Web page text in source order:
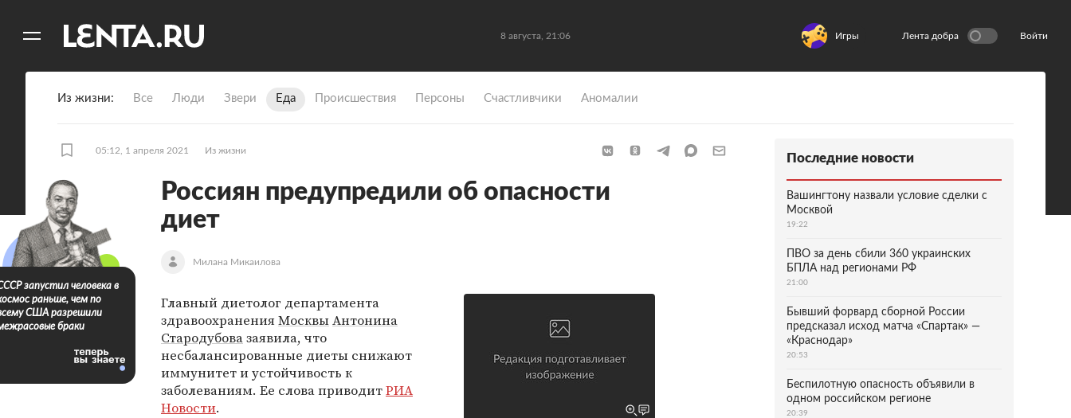
8 августа, 21:06 Игры Лента добра Войти
Из жизни Все Люди Звери Еда Происшествия Персоны Счастливчики Аномалии
05:12, 1 апреля 2021 Из жизни
Россиян предупредили об опасности
диет
Милана Микаилова
Главный диетолог департамента
здравоохраненияМосквыАнтонина
Стародубовазаявила, что
несбалансированные диеты снижают
иммунитет и устойчивость к
заболеваниям. Ее слова приводитРИА
Новости.
запустил человека в
раньше, чем по
США разрешили
браки
Последние новости
Вашингтону назвали условие сделки с
Москвой
19:22
ПВО за день сбили 360 украинских
БПЛА над регионами РФ
21:00
Бывший форвард сборной России
предсказал исход матча «Спартак» —
«Краснодар»
20:53
Беспилотную опасность объявили в
одном российском регионе
20:39